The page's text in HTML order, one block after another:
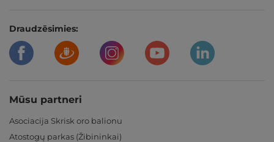
Draudzēsimies:
Mūsu partneri
Asociacija Skrisk oro balionu
Atostogų parkas (Žibininkai)